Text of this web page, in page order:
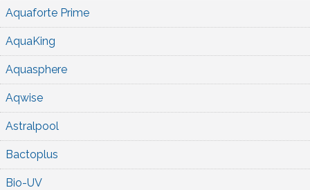
Aquaforte Prime
AquaKing
Aquasphere
Aqwise
Astralpool
Bactoplus
Bio-UV